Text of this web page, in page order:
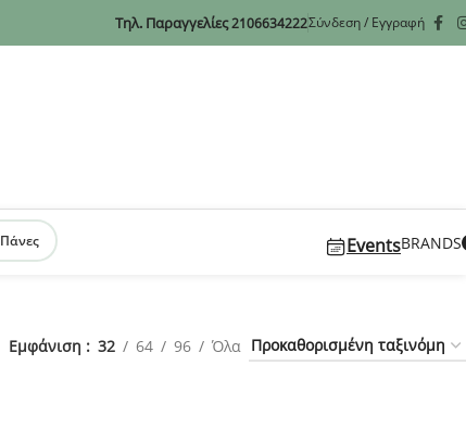
Τηλ. Παραγγελίες2106634222Σύνδεση / Εγγραφή
Πάνες EventsBRANDS
Εμφάνιση 32 64 96 Όλα